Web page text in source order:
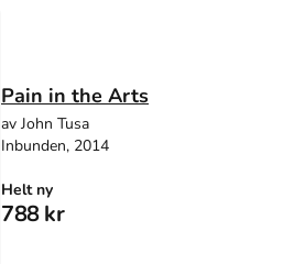
Pain in the Arts
av John Tusa
Inbunden, 2014
Helt ny
788 kr